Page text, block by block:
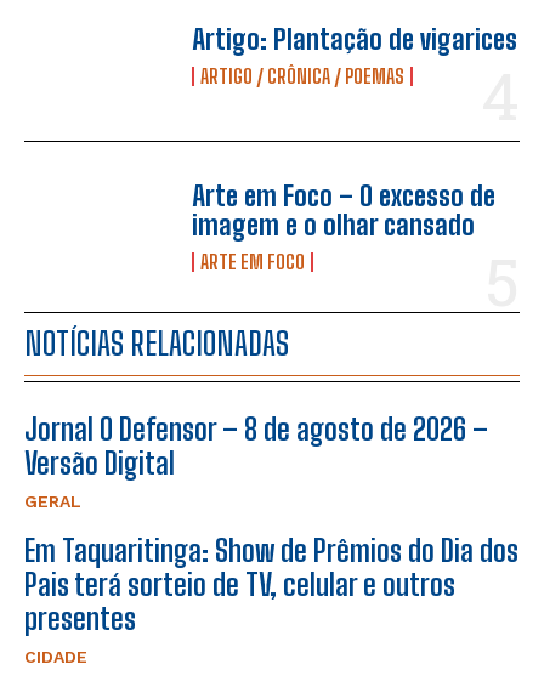
Artigo: Plantação de vigarices
ARTIGO / CRÔNICA / POEMAS
Arte em Foco – O excesso de
imagem e o olhar cansado
ARTE EM FOCO
NOTÍCIAS RELACIONADAS
Jornal O Defensor – 8 de agosto de 2026 –
Versão Digital
GERAL
Em Taquaritinga: Show de Prêmios do Dia dos
Pais terá sorteio de TV, celular e outros
presentes
CIDADE